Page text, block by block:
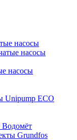
насосы
насосы
насосы
Unipump ECO
Grundfos